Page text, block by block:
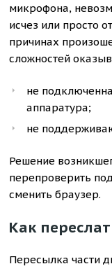
микрофона,
исчез или просто
причинах
сложностей
не
аппаратура;
не
Решение
перепроверить
сменить браузер.
Как
Пересылка части